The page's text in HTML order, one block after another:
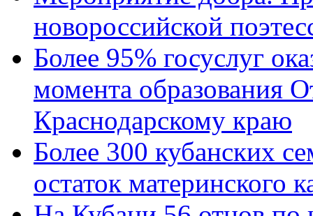
новороссийской
Более 95% госуслуг
момента образования
Краснодарскому краю
Более 300 кубанских
остаток материнского